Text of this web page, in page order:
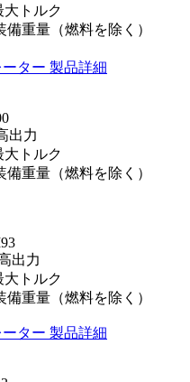
大トルク
備重量（燃料を除く）
ター 製品詳細
出力
大トルク
備重量（燃料を除く）
出力
大トルク
備重量（燃料を除く）
ター 製品詳細